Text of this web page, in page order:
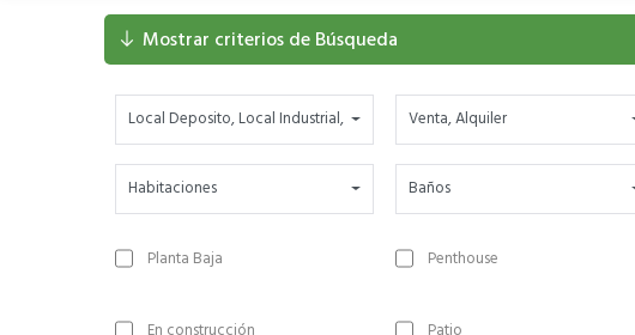
Mostrar criterios de Búsqueda
Local Deposito,Local Industrial, Terreno Deposito Industria
Venta,Alquiler
Habitaciones Baños
Planta Baja Penthouse